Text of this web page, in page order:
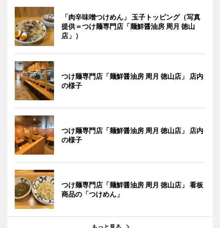
「肉辛味噌つけめん」 玉子トッピング（写真
提供＝つけ麺専門店「麺鮮醤油房 周月 徳山
店」）
つけ麺専門店「麺鮮醤油房 周月 徳山店」 店内
の様子
つけ麺専門店「麺鮮醤油房 周月 徳山店」 店内
の様子
つけ麺専門店「麺鮮醤油房 周月 徳山店」 看板
商品の「つけめん」
もっと見る